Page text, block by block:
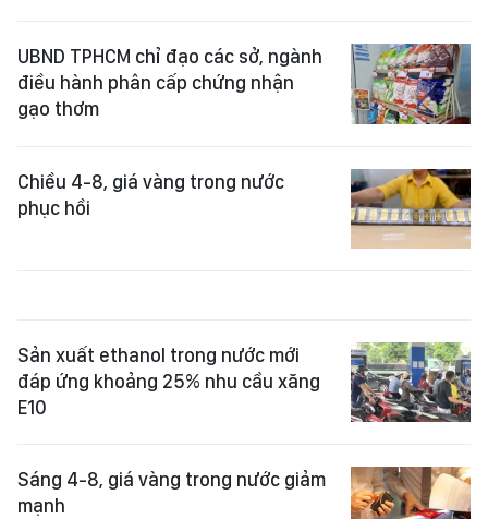
UBND TPHCM chỉ đạo các sở, ngành
điều hành phân cấp chứng nhận
gạo thơm
Chiều 4-8, giá vàng trong nước
phục hồi
Sản xuất ethanol trong nước mới
đáp ứng khoảng 25% nhu cầu xăng
E10
Sáng 4-8, giá vàng trong nước giảm
mạnh